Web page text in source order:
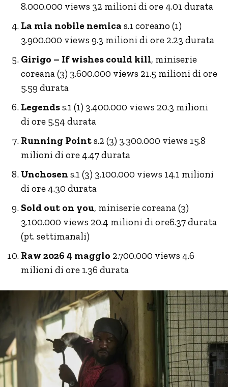
8.000.000 views 32 milioni di ore 4.01 durata
La mia nobile nemica s.1 coreano (1)
3.900.000 views 9.3 milioni di ore 2.23 durata
Girigo – If wishes could kill, miniserie
coreana (3) 3.600.000 views 21.5 milioni di ore
5.59 durata
Legendss.1 (1) 3.400.000 views 20.3 milioni
di ore 5.54 durata
Running Points.2 (3) 3.300.000 views 15.8
milioni di ore 4.47 durata
Unchosen s.1 (3) 3.100.000 views 14.1 milioni
di ore 4.30 durata
Sold out on you, miniserie coreana (3)
3.100.000 views 20.4 milioni di ore6.37 durata
(pt. settimanali)
Raw 2026 4 maggio 2.700.000 views 4.6
milioni di ore 1.36 durata